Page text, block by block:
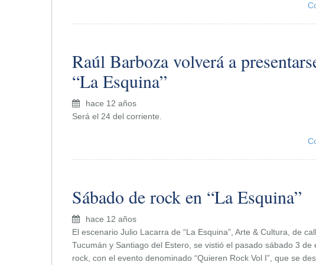
Raúl Barboza volverá a
“La Esquina”
hace 12 años
Será el 24 del corriente.
Sábado de rock en “La Esquina”
hace 12 años
El escenario Julio Lacarra de “La Esquina”, Arte & Cultura, de
Tucumán y Santiago del Estero, se vistió el pasado sábado 3 de
rock, con el evento denominado “Quieren Rock Vol I”, que se